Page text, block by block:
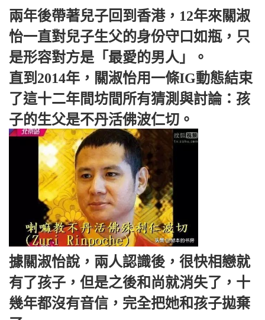
兩年後帶著兒子回到香港，12年來關淑
怡一直對兒子生父的身份守口如瓶，只
是形容對方是「最愛的男人」。
直到2014年，關淑怡用一條IG動態結束
了這十二年間坊間所有猜測與討論：孩
子的生父是不丹活佛波仁切。
據關淑怡說，兩人認識後，很快相戀就
有了孩子，但是之後和尚就消失了，十
幾年都沒有音信，完全把她和孩子拋棄